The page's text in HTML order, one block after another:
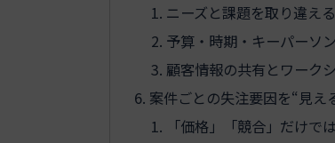
ニーズと課題を取り違え
予算・時期・キーパーソ
顧客情報の共有とワーク
案件ごとの失注要因を“見
「価格」「競合」だけで